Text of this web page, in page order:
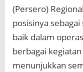
(Persero)
posisinya
baik dalam
berbagai
menunjukkan